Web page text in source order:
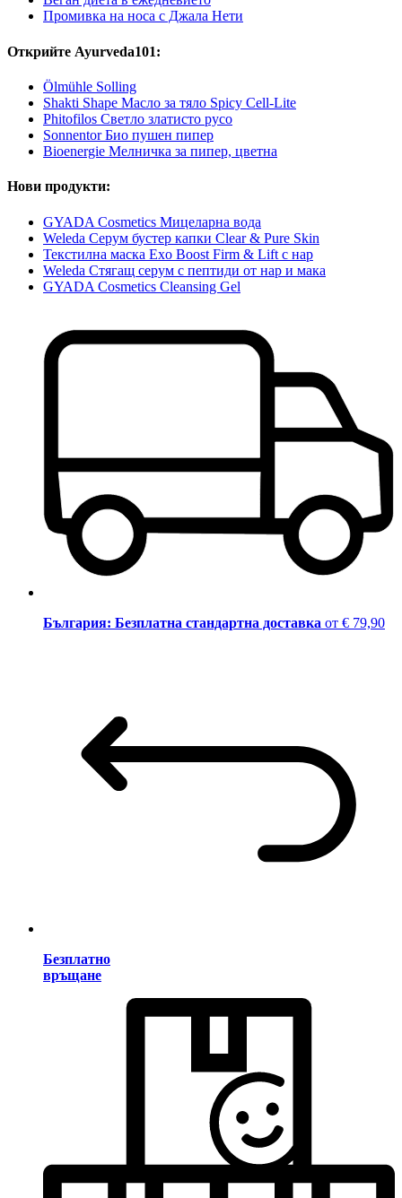
Промивка на носа с Джала Нети
Открийте Ayurveda101:
Ölmühle Solling
Shakti Shape Масло за тяло Spicy Cell-Lite
Phitofilos Светло златисто русо
Sonnentor Био пушен пипер
Bioenergie Мелничка за пипер, цветна
Нови продукти:
GYADA Cosmetics Мицеларна вода
Weleda Серум бустер капки Clear & Pure Skin
Текстилна маска Exo Boost Firm & Lift с нар
Weleda Стягащ серум с пептиди от нар и мака
GYADA Cosmetics Cleansing Gel
България: Безплатна стандартна доставка от € 79,90
Безплатно
връщане